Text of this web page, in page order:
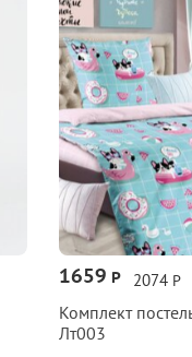
2074 Р
1659 Р
Комплект
Лт003